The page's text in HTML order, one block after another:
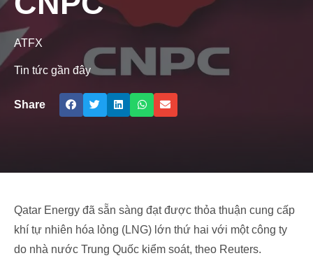
ATFX
Tin tức gần đây
Share
Qatar Energy đã sẵn sàng đạt được thỏa thuận cung cấp
khí tự nhiên hóa lỏng (LNG) lớn thứ hai với một công ty
do nhà nước Trung Quốc kiểm soát, theo Reuters.